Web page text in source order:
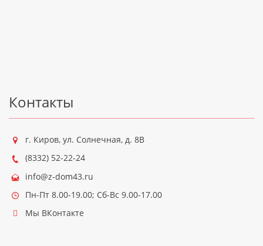
Контакты
г. Киров, ул. Солнечная, д. 8В
(8332) 52-22-24
info@z-dom43.ru
Пн-Пт 8.00-19.00; Сб-Вс 9.00-17.00
Мы ВКонтакте